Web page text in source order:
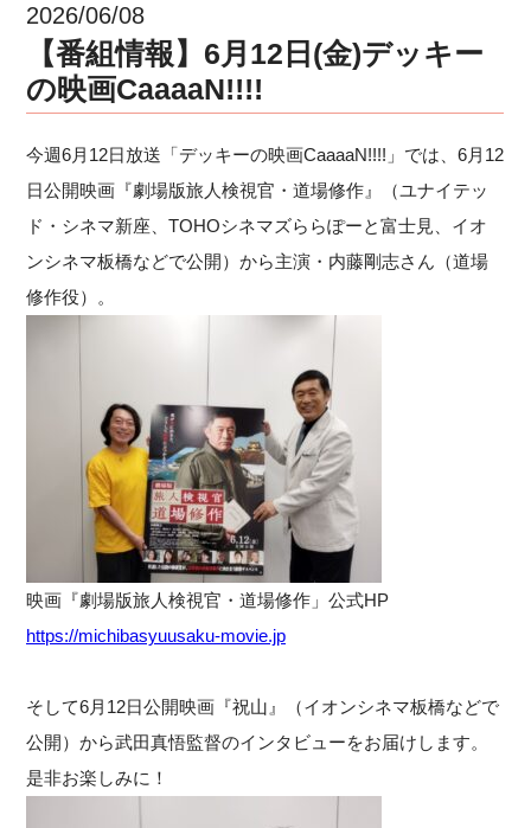
2026/06/08
【番組情報】6月12日(金)デッキー
の映画CaaaaN!!!!
今週6月12日放送「デッキーの映画CaaaaN!!!!」では、6月12
日公開映画『劇場版旅人検視官・道場修作』（ユナイテッ
ド・シネマ新座、TOHOシネマズららぽーと富士見、イオ
ンシネマ板橋などで公開）から主演・内藤剛志さん（道場
修作役）。
映画『劇場版旅人検視官・道場修作」公式HP
https://michibasyuusaku-movie.jp
そして6月12日公開映画『祝山』（イオンシネマ板橋などで
公開）から武田真悟監督のインタビューをお届けします。
是非お楽しみに！